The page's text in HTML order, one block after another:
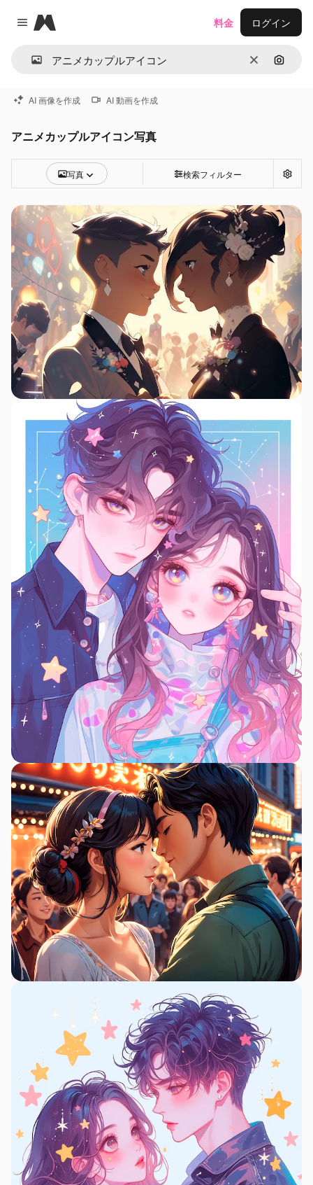
Close menu
Magnific
消去 画像で
料金 ログイン
AI 画像を作成 AI 動画を作成
アニメカップルアイコン写真
写真 検索フィルター